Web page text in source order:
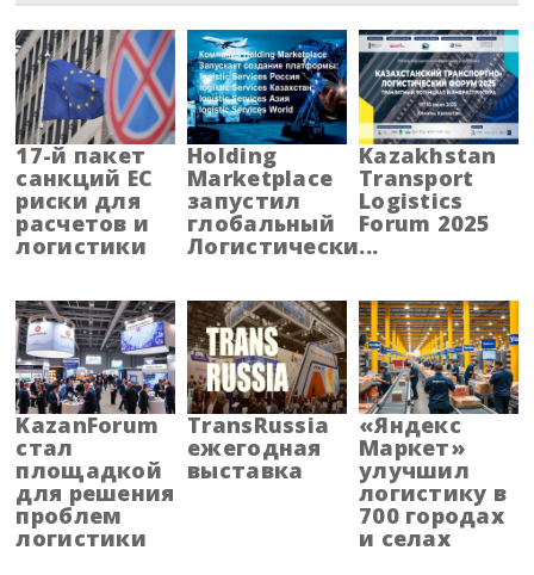
Краснодар
Барнаул
Адыгея
Алтай
Алтайский край
Амурская область
Архангельская область
Астраханская область
Башкортостанa
Белгородская область
17-й пакет
санкций ЕС
риски для
расчетов и
логистики
Holding
Marketplace
запустил
глобальный
Логистически...
Kazakhstan
Transport
Logistics
Forum 2025
KazanForum
стал
площадкой
для решения
проблем
логистики
TransRussia
ежегодная
выставка
«Яндекс
Маркет»
улучшил
логистику в
700 городах
и селах